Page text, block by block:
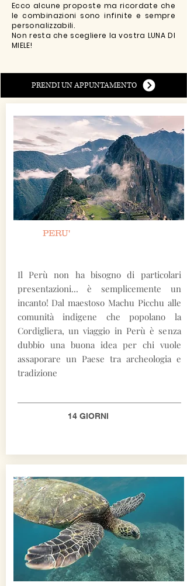
Ecco alcune proposte ma ricordate che
le combinazioni sono infinite e sempre
personalizzabili.
Non resta che scegliere la vostra LUNA DI
MIELE!
PRENDI UN APPUNTAMENTO
PERU'
Il Perù non ha bisogno di particolari
presentazioni... è semplicemente un
incanto! Dal maestoso Machu Picchu alle
comunità indigene che popolano la
Cordigliera, un viaggio in Perù è senza
dubbio una buona idea per chi vuole
assaporare un Paese tra archeologia e
tradizione
14 GIORNI